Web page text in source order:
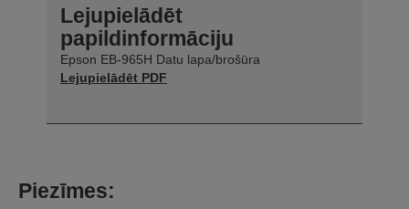
Lejupielādēt
papildinformāciju
Epson EB-965H Datu lapa/brošūra
Lejupielādēt PDF
Piezīmes: